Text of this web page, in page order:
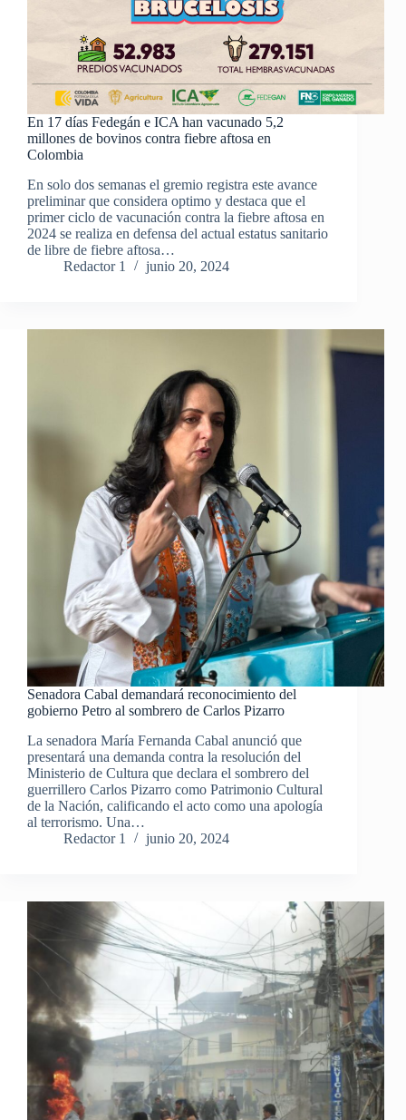
En 17 días Fedegán e ICA han vacunado 5,2
millones de bovinos contra fiebre aftosa en
Colombia
En solo dos semanas el gremio registra este avance
preliminar que considera optimo y destaca que el
primer ciclo de vacunación contra la fiebre aftosa en
2024 se realiza en defensa del actual estatus sanitario
de libre de fiebre aftosa…
Redactor 1
junio 20, 2024
Senadora Cabal demandará reconocimiento del
gobierno Petro al sombrero de Carlos Pizarro
La senadora María Fernanda Cabal anunció que
presentará una demanda contra la resolución del
Ministerio de Cultura que declara el sombrero del
guerrillero Carlos Pizarro como Patrimonio Cultural
de la Nación, calificando el acto como una apología
al terrorismo. Una…
Redactor 1
junio 20, 2024